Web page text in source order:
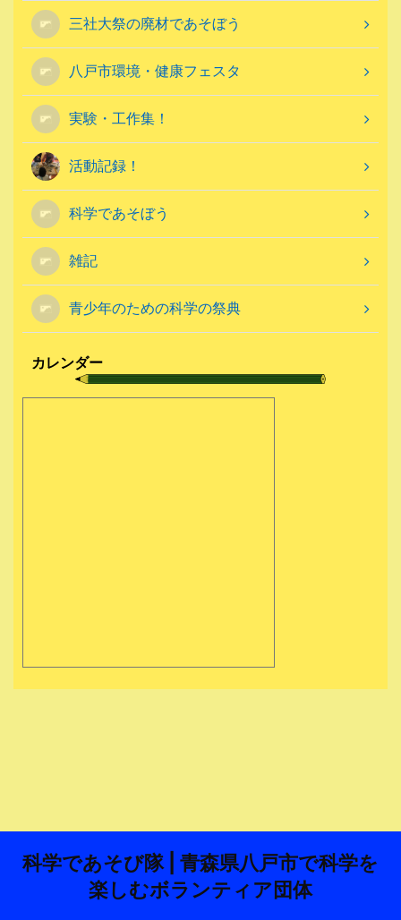
三社大祭の廃材であそぼう
八戸市環境・健康フェスタ
実験・工作集！
活動記録！
科学であそぼう
雑記
青少年のための科学の祭典
カレンダー
科学であそび隊 | 青森県八戸市で科学を
楽しむボランティア団体